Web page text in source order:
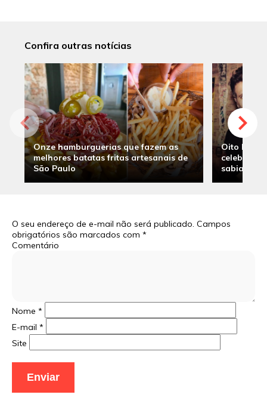
Confira outras notícias
Onze hamburguerias que fazem as
melhores batatas fritas artesanais de
São Paulo
Oito
sabia
O seu endereço de e-mail não será publicado. Campos
obrigatórios são marcados com *
Comentário
Nome *
E-mail *
Site